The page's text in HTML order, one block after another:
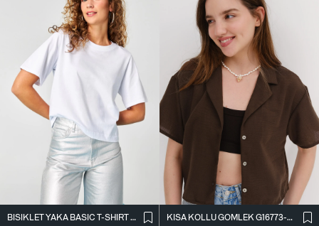
BISIKLET YAKA BASIC T-SHIRT P1002-E8
KISA KOLLU GÖMLEK G16773-Z8